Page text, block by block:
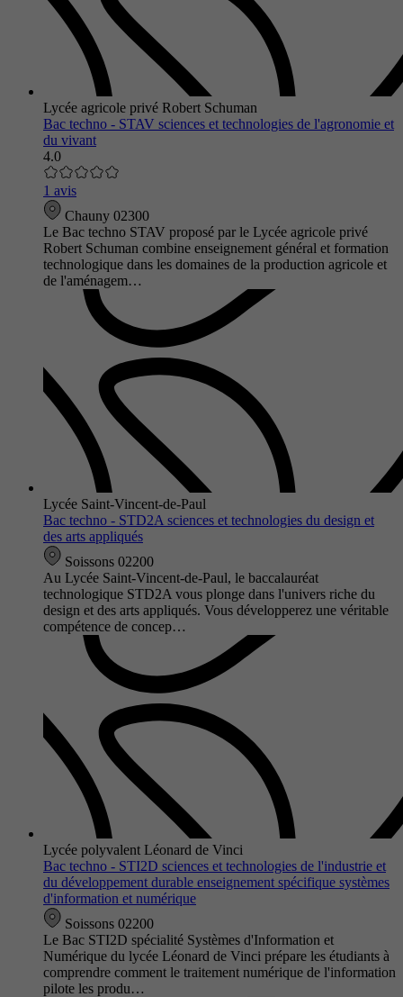
Lycée agricole privé Robert Schuman
Bac techno - STAV sciences et technologies de l'agronomie et
du vivant
4.0
1 avis
Chauny 02300
Le Bac techno STAV proposé par le Lycée agricole privé
Robert Schuman combine enseignement général et formation
technologique dans les domaines de la production agricole et
de l'aménagem…
Lycée Saint-Vincent-de-Paul
Bac techno - STD2A sciences et technologies du design et
des arts appliqués
Soissons 02200
Au Lycée Saint-Vincent-de-Paul, le baccalauréat
technologique STD2A vous plonge dans l'univers riche du
design et des arts appliqués. Vous développerez une véritable
compétence de concep…
Lycée polyvalent Léonard de Vinci
Bac techno - STI2D sciences et technologies de l'industrie et
du développement durable enseignement spécifique systèmes
d'information et numérique
Soissons 02200
Le Bac STI2D spécialité Systèmes d'Information et
Numérique du lycée Léonard de Vinci prépare les étudiants à
comprendre comment le traitement numérique de l'information
pilote les produ…